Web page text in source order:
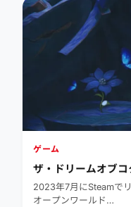
ゲーム
ザ・ドリームオブ
2023年7月にSteamで
オープンワールド…